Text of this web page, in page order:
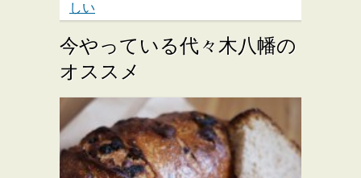
しい
今やっている代々木八幡の
オススメ